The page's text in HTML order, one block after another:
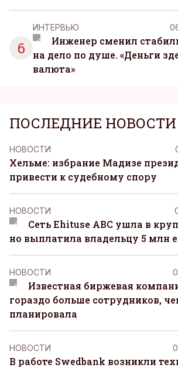
6
ИНТЕРВЬЮ
Инженер сменил
на дело по душе. «Деньги
валюта»
ПОСЛЕДНИЕ НОВОСТИ
НОВОСТИ
Хельме: избрание Мадизе
привести к судебному спору
НОВОСТИ
Сеть Ehituse ABC ушла в
но выплатила владельцу 5 млн
НОВОСТИ
Известная биржевая
гораздо больше сотрудников,
планировала
НОВОСТИ
В работе Swedbank возникли